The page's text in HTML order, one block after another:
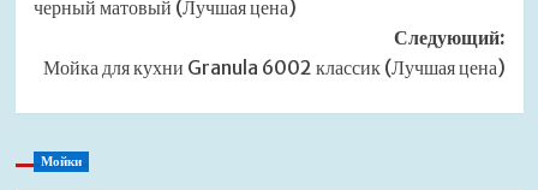
черный матовый (Лучшая цена)
Следующий:
Мойка для кухни Granula 6002 классик (Лучшая цена)
Мойки